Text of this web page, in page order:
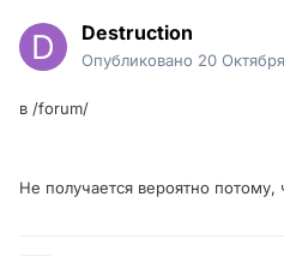
Destruction
Опубликовано 20
в /forum/
Не получается вероятно потому,